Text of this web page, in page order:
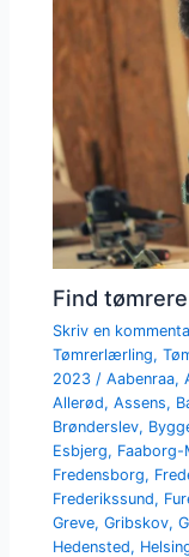
Find
Skriv en
Tømrerlærling,
2023 /Aabenraa,
Allerød,Assens,
Brønderslev,
Esbjerg,
Fredensborg,
Frederikssund,
Greve,Gribskov,
Hedensted,